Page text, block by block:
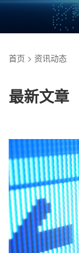
首页 > 资讯动态
最新文章